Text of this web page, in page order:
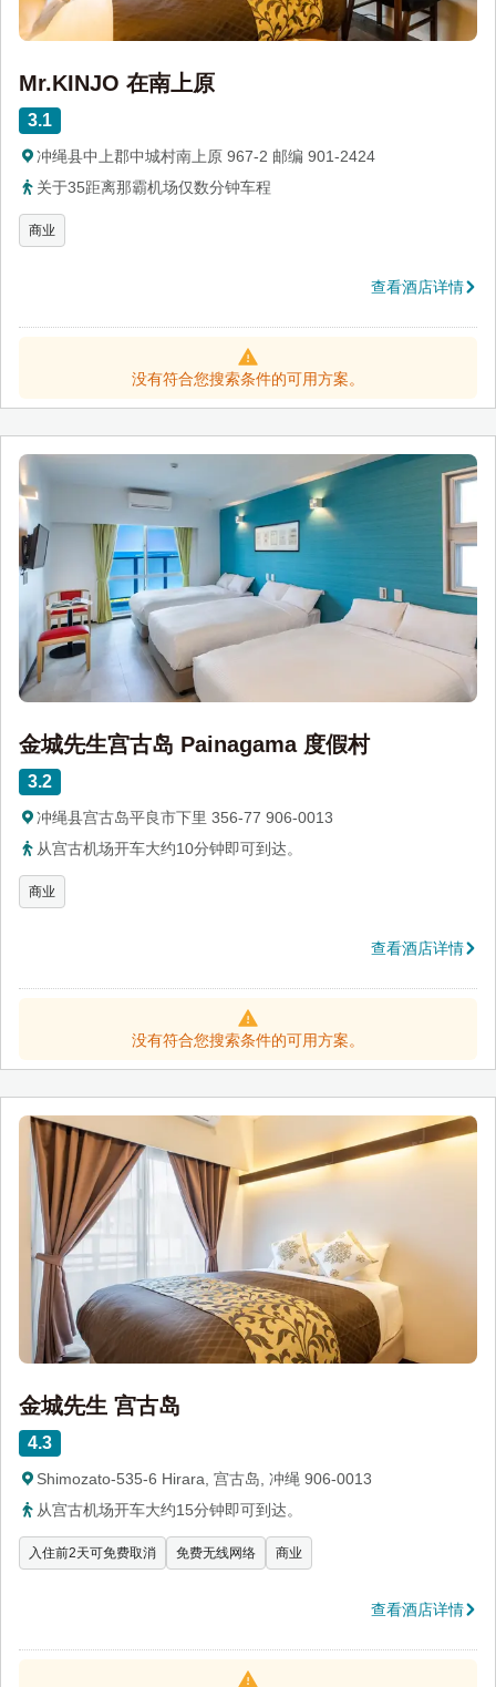
Mr.KINJO 在南上原
3.1
冲绳县中上郡中城村南上原 967-2 邮编 901-2424
关于35距离那霸机场仅数分钟车程
商业
查看酒店详情
没有符合您搜索条件的可用方案。
金城先生宫古岛 Painagama 度假村
3.2
冲绳县宫古岛平良市下里 356-77 906-0013
从宫古机场开车大约10分钟即可到达。
商业
查看酒店详情
没有符合您搜索条件的可用方案。
金城先生 宫古岛
4.3
Shimozato-535-6 Hirara, 宫古岛, 冲绳 906-0013
从宫古机场开车大约15分钟即可到达。
入住前2天可免费取消 免费无线网络 商业
查看酒店详情